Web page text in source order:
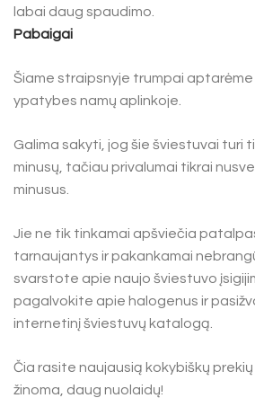
labai daug spaudimo.
Pabaigai
Šiame straipsnyje trumpai aptarėme
ypatybes namų aplinkoje.
Galima sakyti, jog šie šviestuvai turi
minusų, tačiau privalumai tikrai
minusus.
Jie ne tik tinkamai apšviečia
tarnaujantys ir pakankamai
svarstote apie naujo šviestuvo
pagalvokite apie halogenus ir
internetinį šviestuvų katalogą.
Čia rasite naujausią kokybiškų
žinoma, daug nuolaidų!